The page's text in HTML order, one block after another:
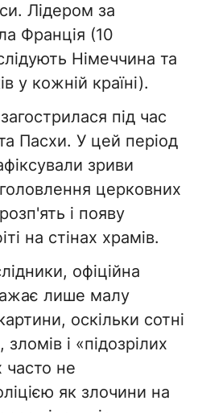
Лідером за
Франція (10
Німеччина та
у кожній країні).
під час
Пасхи. У цей період
зриви
церковних
і появу
на стінах храмів.
офіційна
лише малу
оскільки сотні
і «підозрілих
не
як злочини на